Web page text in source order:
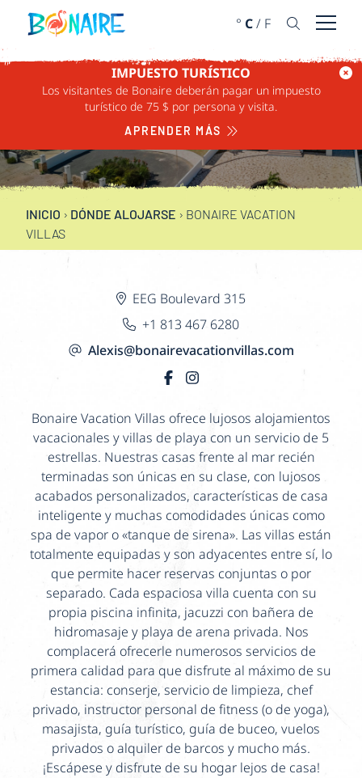
IR AL CONTENIDO
° C/ F Abrir
IMPUESTO TURÍSTICO
Los visitantes de Bonaire deberán pagar un impuesto
turístico de 75 $ por persona y visita.
APRENDER MÁS
BONAIRE VACATION
VILLAS
INICIO › DÓNDE ALOJARSE › BONAIRE VACATION
VILLAS
EEG Boulevard 315
‪+1 813 467 6280‬
Alexis@bonairevacationvillas.com
Bonaire Vacation Villas ofrece lujosos alojamientos
vacacionales y villas de playa con un servicio de 5
estrellas. Nuestras casas frente al mar recién
terminadas son únicas en su clase, con lujosos
acabados personalizados, características de casa
inteligente y muchas comodidades únicas como
spa de vapor o «tanque de sirena». Las villas están
totalmente equipadas y son adyacentes entre sí, lo
que permite hacer reservas conjuntas o por
separado. Cada espaciosa villa cuenta con su
propia piscina infinita, jacuzzi con bañera de
hidromasaje y playa de arena privada. Nos
complacerá ofrecerle numerosos servicios de
primera calidad para que disfrute al máximo de su
estancia: conserje, servicio de limpieza, chef
privado, instructor personal de fitness (o de yoga),
masajista, guía turístico, guía de buceo, vuelos
privados o alquiler de barcos y mucho más.
¡Escápese y disfrute de su hogar lejos de casa!